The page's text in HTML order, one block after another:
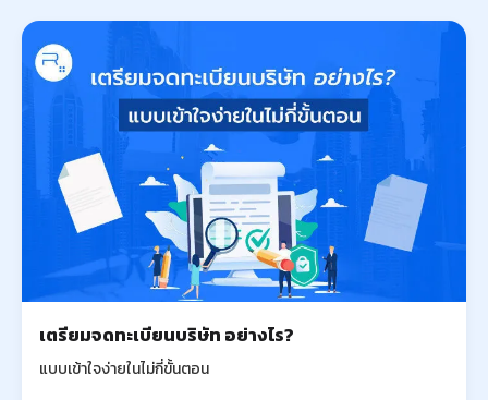
เตรียมจดทะเบียนบริษัท อย่างไร?
แบบเข้าใจง่ายในไม่กี่ขั้นตอน